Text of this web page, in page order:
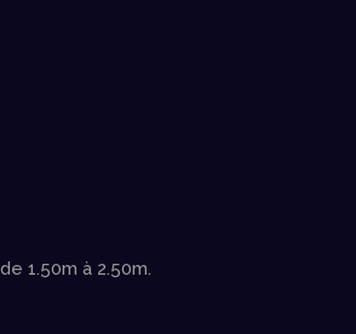
1.50m à 2.50m.